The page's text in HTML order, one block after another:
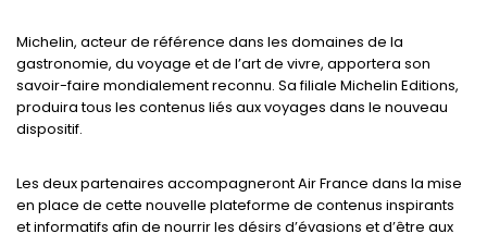
Michelin, acteur de référence dans les domaines de la
gastronomie, du voyage et de l’art de vivre, apportera son
savoir-faire mondialement reconnu. Sa filiale Michelin Editions,
produira tous les contenus liés aux voyages dans le nouveau
dispositif.
Les deux partenaires accompagneront Air France dans la mise
en place de cette nouvelle plateforme de contenus inspirants
et informatifs afin de nourrir les désirs d’évasions et d’être aux